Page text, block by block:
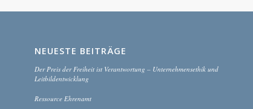
NEUESTE BEITRÄGE
Der Preis der Freiheit ist Verantwortung – Unternehmensethik und
Leitbildentwicklung
Ressource Ehrenamt